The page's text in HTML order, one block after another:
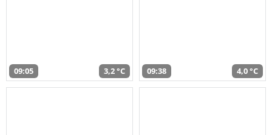
09:05 3,2 °C 09:38 4,0 °C